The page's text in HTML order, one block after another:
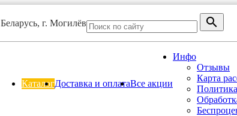
Беларусь, г. Могилёв
КаталогДоставка и оплатаВсе акции
Инфо
Отзывы
Карта